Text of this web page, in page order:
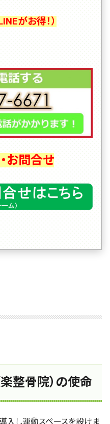
がお得！）
お問合せ
整骨院）の使命
入し運動スペースを設けま